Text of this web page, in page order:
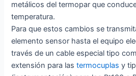
metálicos del termopar que
temperatura.
Para que estos cambios se
elemento sensor hasta el equipo
través de un cable especial tipo
extensión para lastermocuplas y